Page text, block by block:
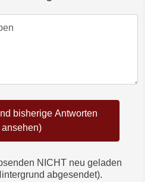
NICHT neu geladen
abgesendet).